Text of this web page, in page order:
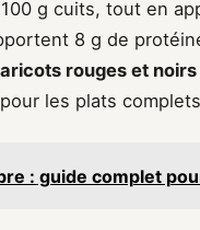
g cuits, tout en
8 g de
rouges et noirs
les plats
: guide complet